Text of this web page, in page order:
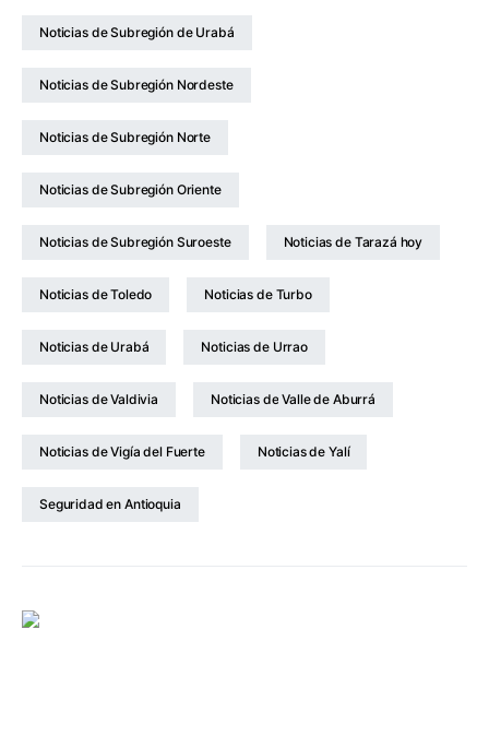
Noticias de Subregión de Urabá
Noticias de Subregión Nordeste
Noticias de Subregión Norte
Noticias de Subregión Oriente
Noticias de Subregión Suroeste Noticias de Tarazá hoy
Noticias de Toledo Noticias de Turbo
Noticias de Urabá Noticias de Urrao
Noticias de Valdivia Noticias de Valle de Aburrá
Noticias de Vigía del Fuerte Noticias de Yalí
Seguridad en Antioquia